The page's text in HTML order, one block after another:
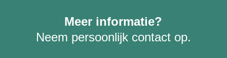
Meer informatie?
Neem persoonlijk contact op.